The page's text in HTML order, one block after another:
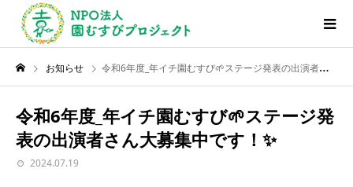
お知らせ 令和6年度_年イチ園むすび🌱ステージ発表の出演者さん大募集中です！✨
令和6年度_年イチ園むすび🌱ステージ発
表の出演者さん大募集中です！✨
2024.07.19